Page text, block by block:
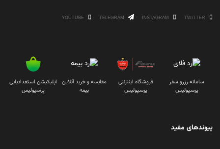
سامانه رزرو سفر
پرسپولیس
فروشگاه اینترنتی
پرسپولیس
مقایسه و خرید آنلاین
بیمه
اپلیکیشن استعدادیابی
پرسپولیس
پیوندهای مفید